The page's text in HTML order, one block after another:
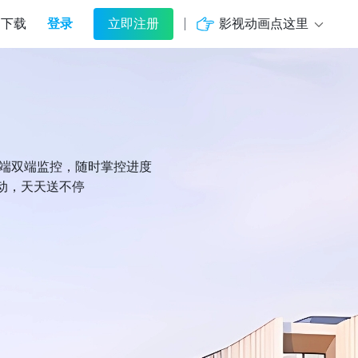
下载 登录 立即注册 影视动画点这里
双端监控，随时掌控进度
，天天送不停